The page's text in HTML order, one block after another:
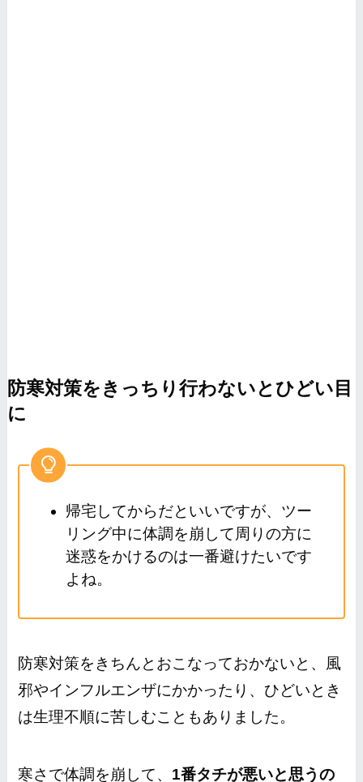
防寒対策をきっちり行わないとひどい目
に
帰宅してからだといいですが、ツー
リング中に体調を崩して周りの方に
迷惑をかけるのは一番避けたいです
よね。
防寒対策をきちんとおこなっておかないと、風
邪やインフルエンザにかかったり、ひどいとき
は生理不順に苦しむこともありました。
寒さで体調を崩して、 1番タチが悪いと思うの